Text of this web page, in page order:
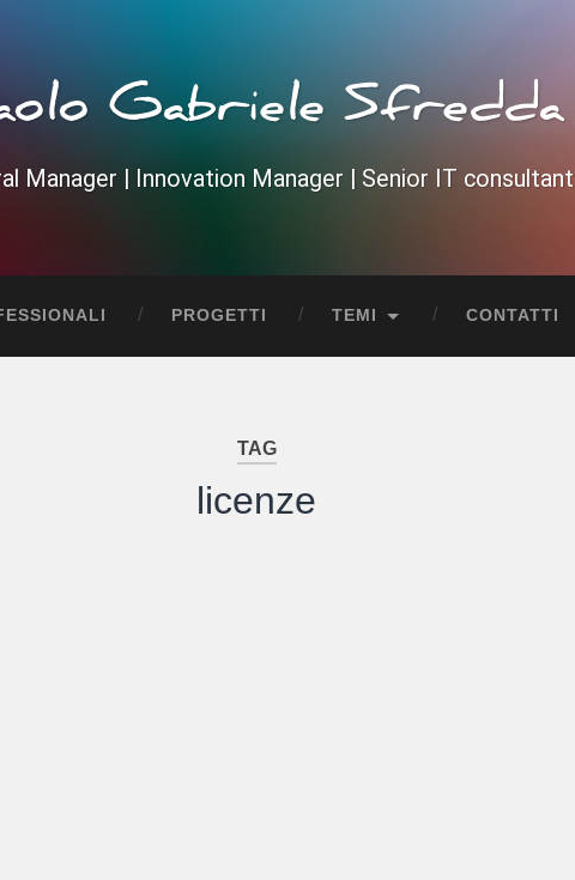
Gabriele Sfredda
Manager | Innovation Manager | Senior IT consultant
PROGETTI TEMI CONTATTI
TAG
licenze